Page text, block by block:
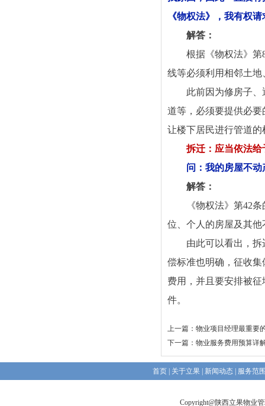
《物权法》，我有权
解答：
根据《物权法》第
线等必须利用相邻土
此前因为修房子
道等，必须要提供必
让楼下居民进行管道的
拆迁：应当依法给
问：我的房屋不
解答：
《物权法》第42
位、个人的房屋及其他
由此可以看出，
偿标准也明确，征收
费用，并且要安排被
件。
上一篇： 物业项目经理最重要
下一篇： 物业服务费用预算详
首页 关于立果 新闻动态 服务范
Copyright@陕西立果物业